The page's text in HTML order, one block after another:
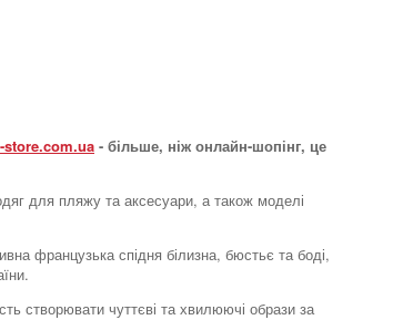
store.com.ua - більше, ніж онлайн-шопінг, це
для пляжу та аксесуари, а також моделі
французька спідня білизна, бюстьє та боді,
створювати чуттєві та хвилюючі образи за